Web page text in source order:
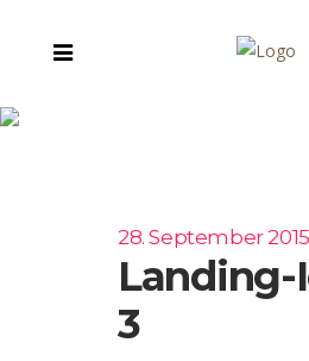
28. September 2015
Landing-
3